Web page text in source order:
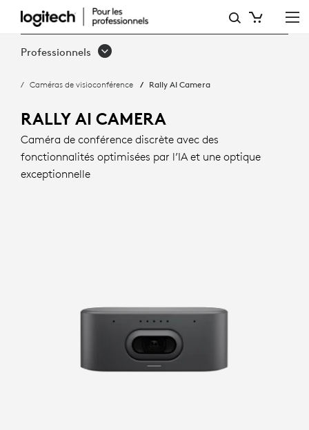
RALLY
AI
CADRAGE
INTELLIGENT
ET
OPTIQUE
Professionnels
Caméras de visioconférence Rally AI Camera
RALLY AI CAMERA
Caméra de conférence discrète avec des
fonctionnalités optimisées par l’IA et une optique
exceptionnelle